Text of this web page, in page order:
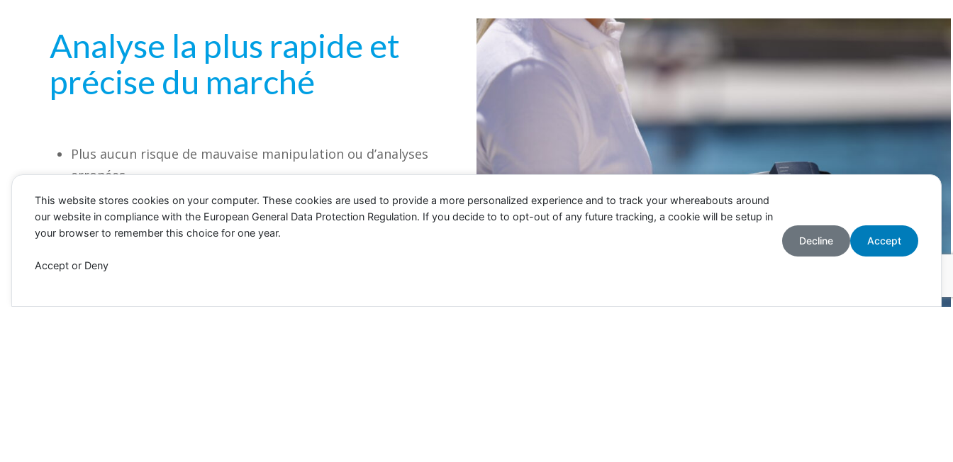
Analyse la plus rapide et
précise du marché
Plus aucun risque de mauvaise manipulation ou d’analyses
erronées,
Une mesure réalisée rapidement,
Des données précises et fiables,
Un gain de temps incontestable !
This website stores cookies on your computer. These cookies are used to provide a more personalized experience and to track your whereabouts around
our website in compliance with the European General Data Protection Regulation. If you decide to to opt-out of any future tracking, a cookie will be setup in
your browser to remember this choice for one year.
Accept or Deny
Decline Accept
Plus d’informations Accepter